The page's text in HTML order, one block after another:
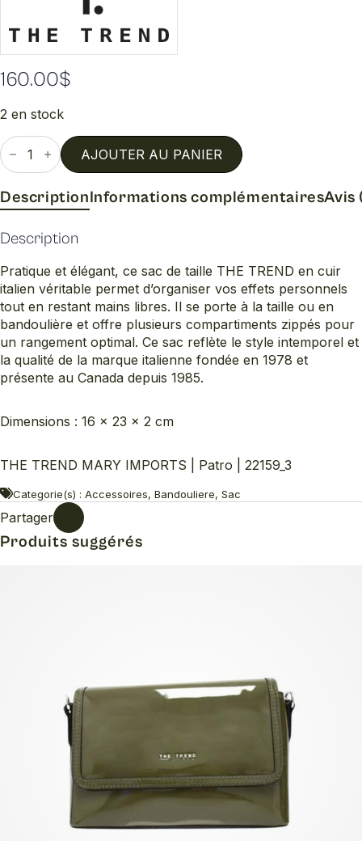
160.00$
2 en stock
quantité
de
Patro
AJOUTER AU PANIER
DescriptionInformations complémentairesAvis
Description
Pratique et élégant, ce sac de taille THE TREND en cuir
italien véritable permet d’organiser vos effets personnels
tout en restant mains libres. Il se porte à la taille ou en
bandoulière et offre plusieurs compartiments zippés pour
un rangement optimal. Ce sac reflète le style intemporel et
la qualité de la marque italienne fondée en 1978 et
présente au Canada depuis 1985.
Dimensions : 16 × 23 × 2 cm
THE TREND MARY IMPORTS | Patro | 22159_3
Categorie(s) : Accessoires, Bandouliere, Sac
Partager
Produits suggérés